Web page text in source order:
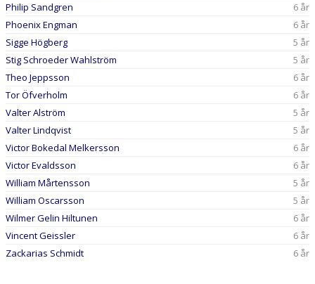
Philip Sandgren
6 år
Phoenix Engman
6 år
Sigge Högberg
5 år
Stig Schroeder Wahlström
5 år
Theo Jeppsson
6 år
Tor Öfverholm
6 år
Valter Alström
5 år
Valter Lindqvist
5 år
Victor Bokedal Melkersson
6 år
Victor Evaldsson
6 år
William Mårtensson
5 år
William Oscarsson
5 år
Wilmer Gelin Hiltunen
6 år
Vincent Geissler
6 år
Zackarias Schmidt
6 år